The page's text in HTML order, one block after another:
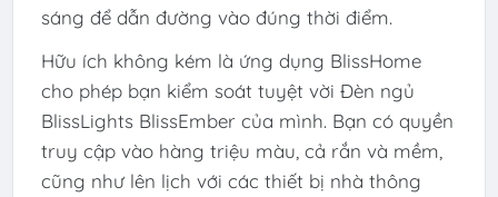
sáng để dẫn đường vào đúng thời điểm.
Hữu ích không kém là ứng dụng BlissHome
cho phép bạn kiểm soát tuyệt vời Đèn ngủ
BlissLights BlissEmber của mình. Bạn có quyền
truy cập vào hàng triệu màu, cả rắn và mềm,
cũng như lên lịch với các thiết bị nhà thông